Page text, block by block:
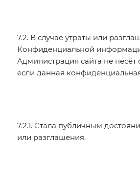
7.2. В случае утраты или
Конфиденциальной
Администрация сайта не несёт
если данная
7.2.1. Стала публичным
или разглашения.